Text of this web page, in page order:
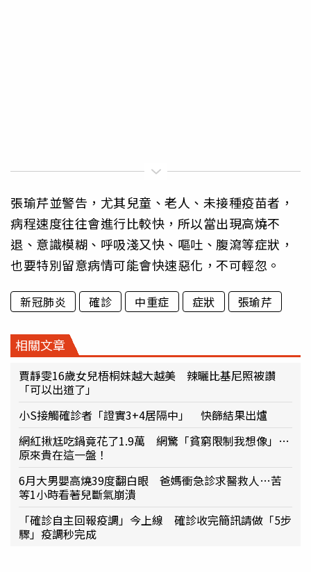
張瑜芹並警告，尤其兒童、老人、未接種疫苗者，
病程速度往往會進行比較快，所以當出現高燒不
退、意識模糊、呼吸淺又快、嘔吐、腹瀉等症狀，
也要特別留意病情可能會快速惡化，不可輕忽。
新冠肺炎 確診 中重症 症狀 張瑜芹
相關文章
賈靜雯16歲女兒梧桐妹越大越美 辣曬比基尼照被讚
「可以出道了」
小S接觸確診者「證實3+4居隔中」 快篩結果出爐
網紅揪尪吃鍋竟花了1.9萬 網驚「貧窮限制我想像」…
原來貴在這一盤！
6月大男嬰高燒39度翻白眼 爸媽衝急診求醫救人…苦
等1小時看著兒斷氣崩潰
「確診自主回報疫調」今上線 確診收完簡訊請做「5步
驟」疫調秒完成